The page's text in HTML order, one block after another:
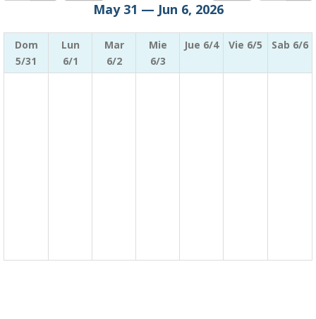
May 31 — Jun 6, 2026
Dom
5/31
Lun
6/1
Mar
6/2
Mie
6/3
Jue 6/4 Vie 6/5 Sab 6/6